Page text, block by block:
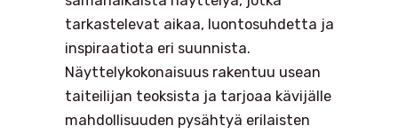
tarkastelevat aikaa, luontosuhdetta ja
inspiraatiota eri suunnista.
Näyttelykokonaisuus rakentuu usean
taiteilijan teoksista ja tarjoaa kävijälle
mahdollisuuden pysähtyä erilaisten